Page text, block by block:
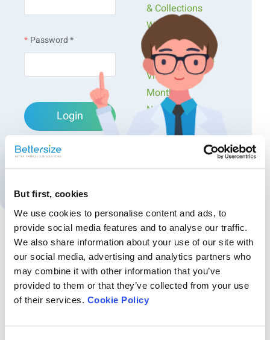
But first, cookies
We use cookies to personalise content and ads, to
provide social media features and to analyse our traffic.
We also share information about your use of our site with
our social media, advertising and analytics partners who
may combine it with other information that you’ve
provided to them or that they’ve collected from your use
of their services. Cookie Policy
ナノ材料
ご興味のある方はぜひダウンロードして、解析のヒントや
最新技術の理解にお役立てください。
Password *
Login
Forgot password?
& Collections
Webinars &
Workshops
Presentations &
Videos
Monthly
Newsletters
Exclusive Events...
Recommended articles
セメント業界におけるBT-Online1レーザー回折式
粒子径測定装置の応用
の施工性や耐久性に直接影響を及ぼします。そのため、粒子径分布を